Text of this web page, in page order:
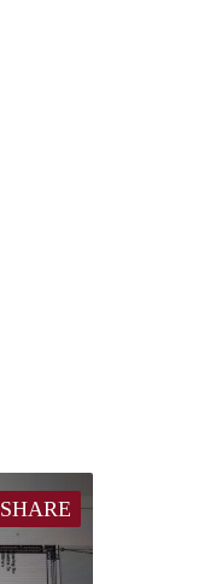
SHARE